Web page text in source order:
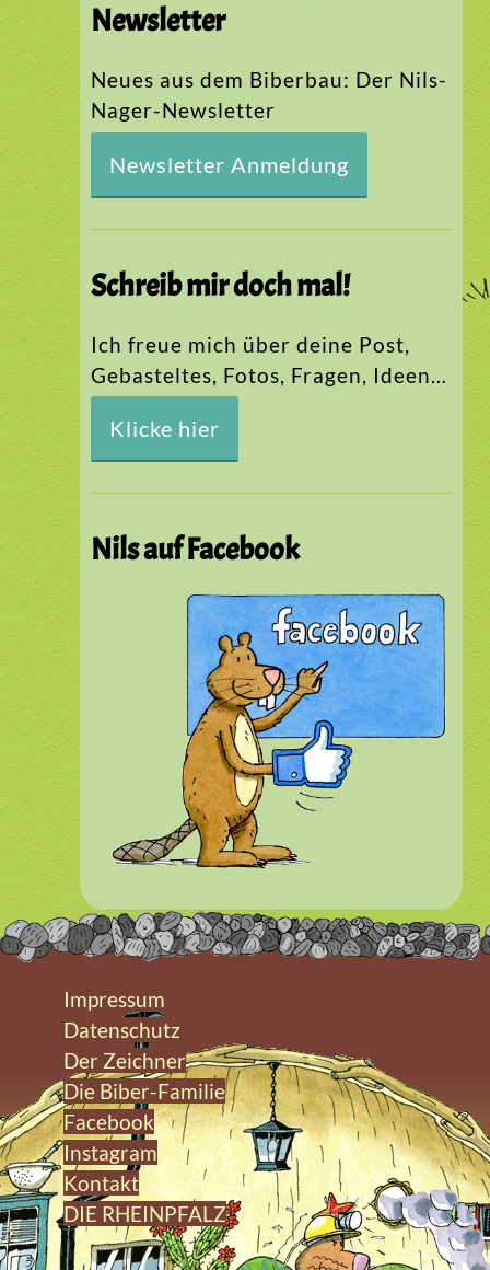
Newsletter
Neues aus dem Biberbau: Der Nils-
Nager-Newsletter
Newsletter Anmeldung
Schreib mir doch mal!
Ich freue mich über deine Post,
Gebasteltes, Fotos, Fragen, Ideen…
Klicke hier
Nils auf Facebook
Impressum
Datenschutz
Der Zeichner
Die Biber-Familie
Facebook
Instagram
Kontakt
DIE RHEINPFALZ